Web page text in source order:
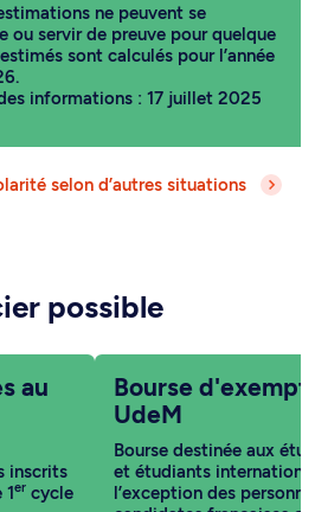
ne peuvent se
ou servir de preuve pour quelque
sont calculés pour l’année
informations : 17 juillet 2025
selon d’autres situations
possible
au
inscrits
er cycle
Bourse
UdeM
Bourse destinée aux
et étudiants
l’exception des